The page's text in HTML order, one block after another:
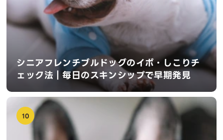
シニアフレンチブルドッグのイボ・しこりチ
ェック法｜毎日のスキンシップで早期発見
10